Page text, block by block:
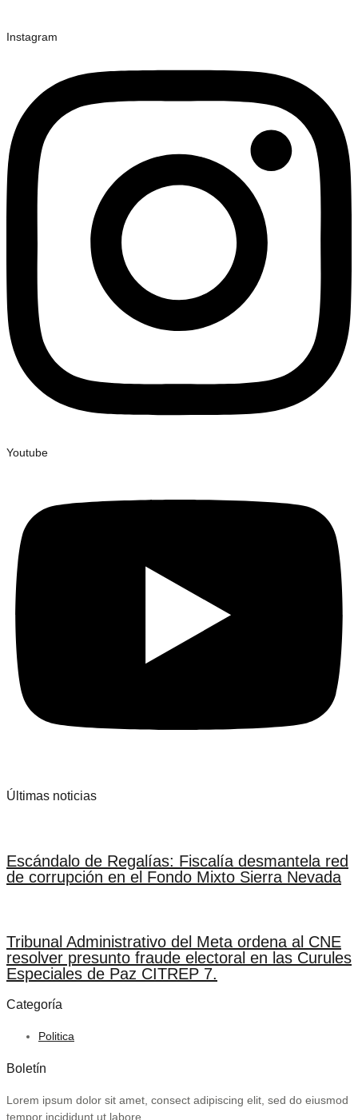
Instagram
Youtube
Últimas noticias
Escándalo de Regalías: Fiscalía desmantela red
de corrupción en el Fondo Mixto Sierra Nevada
Tribunal Administrativo del Meta ordena al CNE
resolver presunto fraude electoral en las Curules
Especiales de Paz CITREP 7.
Categoría
Politica
Boletín
Lorem ipsum dolor sit amet, consect adipiscing elit, sed do eiusmod
tempor incididunt ut labore